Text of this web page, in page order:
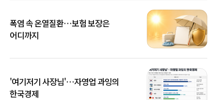
폭염 속 온열질환…보험 보장은
어디까지
'여기저기 사장님'…자영업 과잉의
한국경제